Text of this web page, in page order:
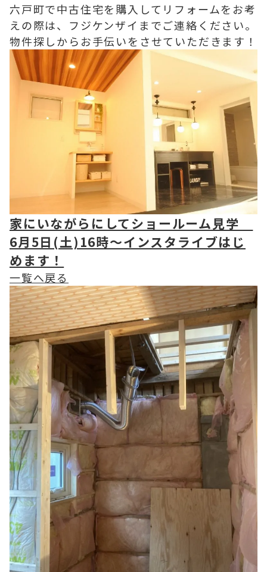
六戸町で中古住宅を購入してリフォームをお考
えの際は、フジケンザイまでご連絡ください。
物件探しからお手伝いをさせていただきます！
家にいながらにしてショールーム見学
6月5日(土)16時～インスタライブはじ
めます！
一覧へ戻る